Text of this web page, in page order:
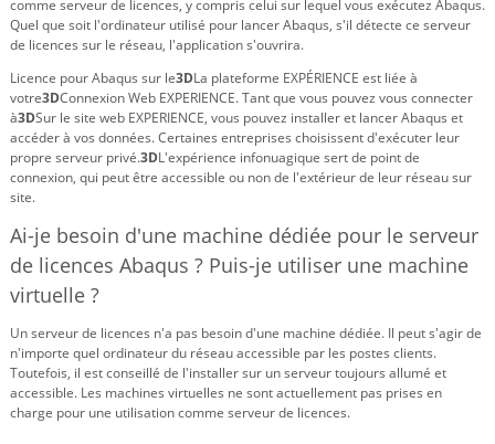
comme serveur de licences, y compris celui sur lequel vous exécutez Abaqus.
Quel que soit l'ordinateur utilisé pour lancer Abaqus, s'il détecte ce serveur
de licences sur le réseau, l'application s'ouvrira.
Licence pour Abaqus sur le3DLa plateforme EXPÉRIENCE est liée à
votre3DConnexion Web EXPERIENCE. Tant que vous pouvez vous connecter
à3DSur le site web EXPERIENCE, vous pouvez installer et lancer Abaqus et
accéder à vos données. Certaines entreprises choisissent d'exécuter leur
propre serveur privé.3DL'expérience infonuagique sert de point de
connexion, qui peut être accessible ou non de l'extérieur de leur réseau sur
site.
Ai-je besoin d'une machine dédiée pour le serveur
de licences Abaqus ? Puis-je utiliser une machine
virtuelle ?
Un serveur de licences n'a pas besoin d'une machine dédiée. Il peut s'agir de
n'importe quel ordinateur du réseau accessible par les postes clients.
Toutefois, il est conseillé de l'installer sur un serveur toujours allumé et
accessible. Les machines virtuelles ne sont actuellement pas prises en
charge pour une utilisation comme serveur de licences.